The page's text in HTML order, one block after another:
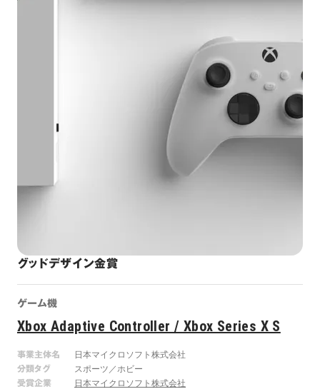
グッドデザイン金賞
ゲーム機
Xbox Adaptive Controller / Xbox Series X S
事業主体名
日本マイクロソフト株式会社
分類タグ
スポーツ／ホビー
受賞企業
日本マイクロソフト株式会社